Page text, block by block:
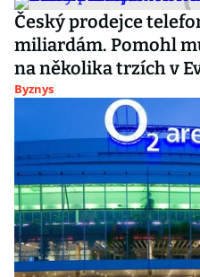
Český prodejce
miliardám. Pomohl
na několika trzích v
Byznys